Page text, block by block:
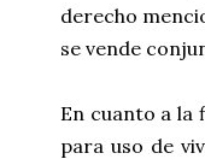
derecho
se vende
En cuanto a la
para uso de